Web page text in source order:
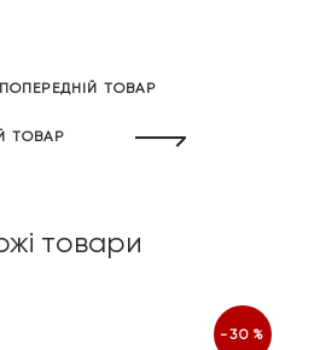
ПОПЕРЕДНІЙ ТОВАР
ТОВАР
товари
-30%